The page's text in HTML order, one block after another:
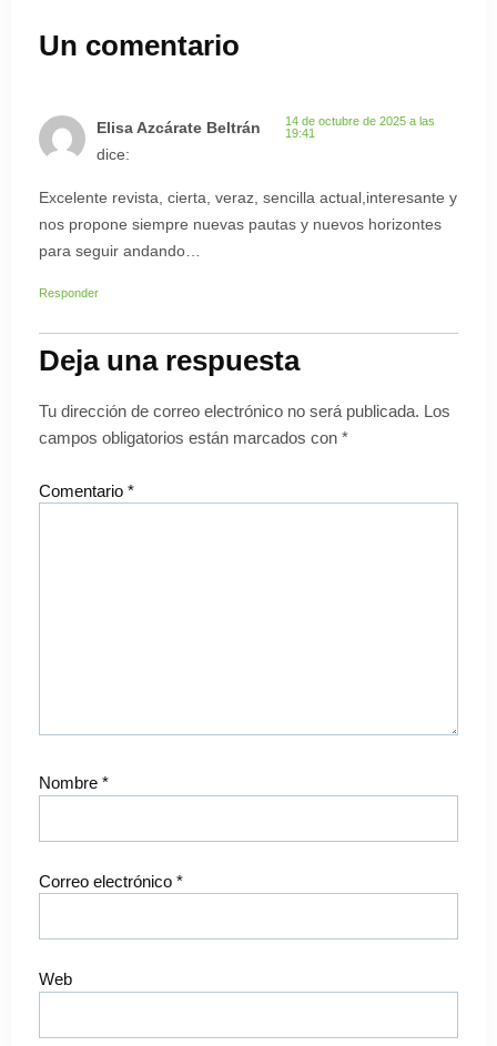
Un comentario
Elisa Azcárate Beltrán
dice:
14 de octubre de 2025 a las
19:41
Excelente revista, cierta, veraz, sencilla actual,interesante y
nos propone siempre nuevas pautas y nuevos horizontes
para seguir andando…
Responder
Deja una respuesta
Tu dirección de correo electrónico no será publicada. Los
campos obligatorios están marcados con *
Comentario *
Nombre *
Correo electrónico *
Web